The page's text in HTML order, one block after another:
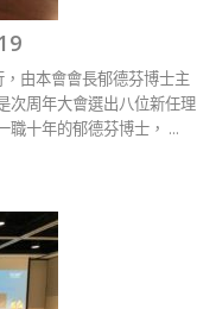
由本會會長郁德芬博士主
次周年大會選出八位新任理
職十年的郁德芬博士， ...